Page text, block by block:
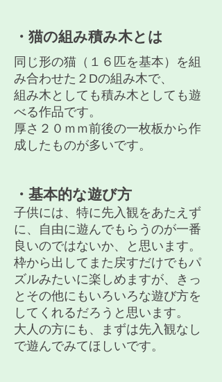
​・猫の組み積み木とは
​同じ形の猫（１６匹を基本）を組
み合わせた２Dの組み木で、
組み木としても積み木としても遊
べる作品です。
​厚さ２０ｍｍ前後の一枚板から作
成したものが多いです。
​・基本的な遊び方
子供には、特に先入観をあたえず
に、自由に遊んでもらうのが一番
良いのではないか、と思います。
枠から出してまた戻すだけでもパ
ズルみたいに楽しめますが、きっ
とその他にもいろいろな遊び方を
してくれるだろうと思います。
​大人の方にも、まずは先入観なし
で遊んでみてほしいです。